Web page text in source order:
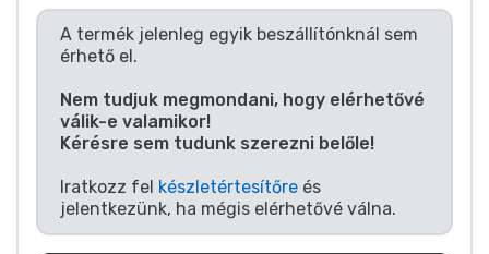
A termék jelenleg egyik beszállítónknál sem
érhető el.
Nem tudjuk megmondani, hogy elérhetővé
válik-e valamikor!
Kérésre sem tudunk szerezni belőle!
Iratkozz fel készletértesítőre és
jelentkezünk, ha mégis elérhetővé válna.
Terméktípusok
Márkák